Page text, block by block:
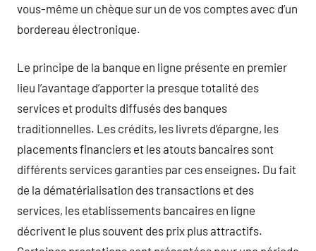
vous-même un chèque sur un de vos comptes avec d’un
bordereau électronique.
Le principe de la banque en ligne présente en premier
lieu l’avantage d’apporter la presque totalité des
services et produits diffusés des banques
traditionnelles. Les crédits, les livrets d’épargne, les
placements financiers et les atouts bancaires sont
différents services garanties par ces enseignes. Du fait
de la dématérialisation des transactions et des
services, les etablissements bancaires en ligne
décrivent le plus souvent des prix plus attractifs.